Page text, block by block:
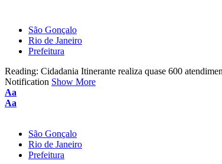
São Gonçalo
Rio de Janeiro
Prefeitura
Reading: Cidadania Itinerante realiza quase 600
Notification Show More
Aa
Aa
São Gonçalo
Rio de Janeiro
Prefeitura